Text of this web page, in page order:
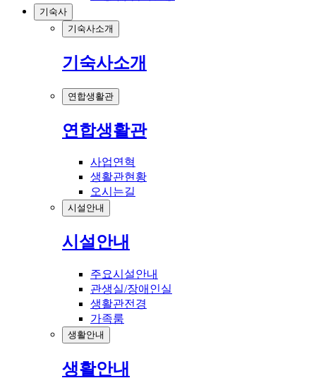
기숙사
기숙사소개
기숙사소개
연합생활관
연합생활관
사업연혁
생활관현황
오시는길
시설안내
시설안내
주요시설안내
관생실/장애인실
생활관전경
가족룸
생활안내
생활안내